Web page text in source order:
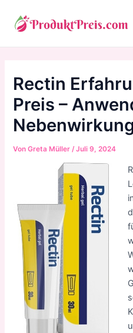
Inhalt
springen
Rectin
Preis –
VonGreta Müller /Juli 9, 2024